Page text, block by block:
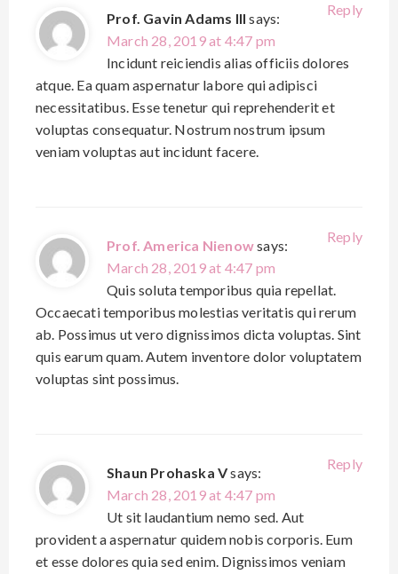
Prof. Gavin Adams III says:
March 28, 2019 at 4:47 pm
Incidunt reiciendis alias officiis dolores
atque. Ea quam aspernatur labore qui adipisci
necessitatibus. Esse tenetur qui reprehenderit et
voluptas consequatur. Nostrum nostrum ipsum
veniam voluptas aut incidunt facere.
Reply
Prof. America Nienowsays:
March 28, 2019 at 4:47 pm
Quis soluta temporibus quia repellat.
Occaecati temporibus molestias veritatis qui rerum
ab. Possimus ut vero dignissimos dicta voluptas. Sint
quis earum quam. Autem inventore dolor voluptatem
voluptas sint possimus.
Reply
Shaun Prohaska Vsays:
March 28, 2019 at 4:47 pm
Ut sit laudantium nemo sed. Aut
provident a aspernatur quidem nobis corporis. Eum
et esse dolores quia sed enim. Dignissimos veniam
Reply